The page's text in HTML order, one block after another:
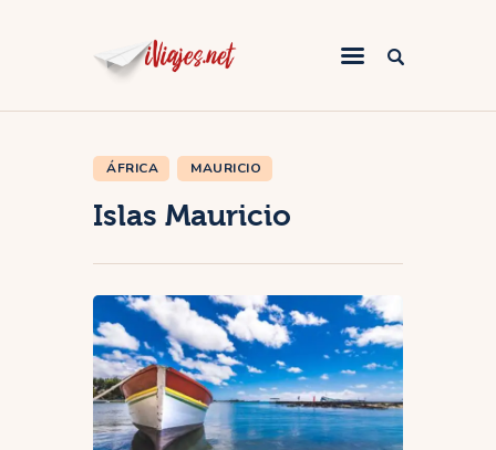
África
Europa
Oceanía
ÁFRICA MAURICIO
Islas Mauricio